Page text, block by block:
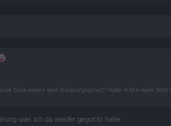
Seite neben dem Rückruf platziert? Hätte m.M.n mehr
was ich da wieder geguckt habe